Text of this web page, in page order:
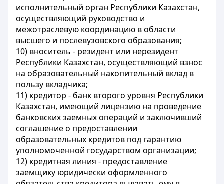
исполнительный орган Республики Казахстан,
осуществляющий руководство и
межотраслевую координацию в области
высшего и послевузовского образования;
10) вноситель - резидент или нерезидент
Республики Казахстан, осуществляющий взнос
на образовательный накопительный вклад в
пользу вкладчика;
11) кредитор - банк второго уровня Республики
Казахстан, имеющий лицензию на проведение
банковских заемных операций и заключивший
соглашение о предоставлении
образовательных кредитов под гарантию
уполномоченной государством организации;
12) кредитная линия - предоставление
заемщику юридически оформленного